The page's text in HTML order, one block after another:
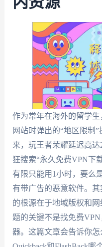
作为常年在海外的留学
网站时弹出的“地区限制
来，玩王者荣耀延迟高
狂搜索“永久免费VPN下
有限只能用1小时，要么
有带广告的恶意软件。
的根源在于地域版权和
题的关键不是找免费
器。这篇文章会告诉你